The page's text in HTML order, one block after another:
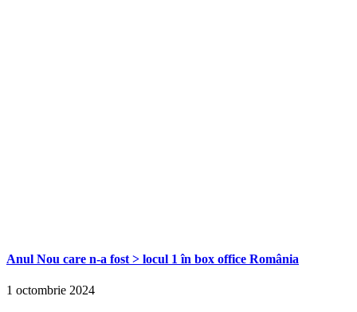
Anul Nou care n-a fost > locul 1 în box office România
1 octombrie 2024